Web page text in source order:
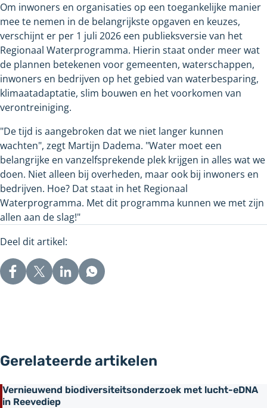
een
andere
website
Om inwoners en organisaties op een toegankelijke manier
mee te nemen in de belangrijkste opgaven en keuzes,
verschijnt er per 1 juli 2026 een publieksversie van het
Regionaal Waterprogramma. Hierin staat onder meer wat
de plannen betekenen voor gemeenten, waterschappen,
inwoners en bedrijven op het gebied van waterbesparing,
klimaatadaptatie, slim bouwen en het voorkomen van
verontreiniging.
"De tijd is aangebroken dat we niet langer kunnen
wachten", zegt Martijn Dadema. "Water moet een
belangrijke en vanzelfsprekende plek krijgen in alles wat we
doen. Niet alleen bij overheden, maar ook bij inwoners en
bedrijven. Hoe? Dat staat in het Regionaal
Waterprogramma. Met dit programma kunnen we met zijn
allen aan de slag!"
Deel dit artikel:
Gerelateerde artikelen
Vernieuwend biodiversiteitsonderzoek met lucht-eDNA
in Reevediep